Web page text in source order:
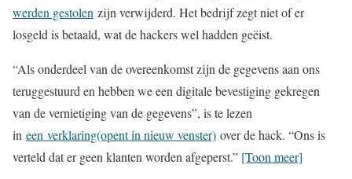
werden gestolen zijn verwijderd. Het bedrijf zegt niet of er
losgeld is betaald, wat de hackers wel hadden geëist.
“Als onderdeel van de overeenkomst zijn de gegevens aan ons
teruggestuurd en hebben we een digitale bevestiging gekregen
van de vernietiging van de gegevens”, is te lezen
in een verklaring(opent in nieuw venster) over de hack. “Ons is
verteld dat er geen klanten worden afgeperst.” [Toon meer]